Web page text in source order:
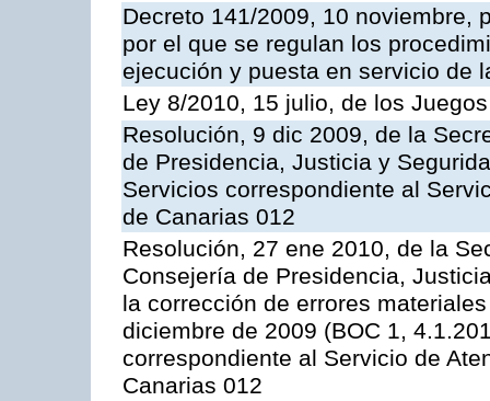
Decreto 141/2009, 10 noviembre,
por el que se regulan los
ejecución y puesta en servicio de
Ley 8/2010, 15 julio, de los
Resolución, 9 dic 2009, de la
de Presidencia, Justicia y
Servicios correspondiente al
de Canarias 012
Resolución, 27 ene 2010, de la
Consejería de Presidencia,
la corrección de errores
diciembre de 2009 (BOC 1,
correspondiente al Servicio de
Canarias 012